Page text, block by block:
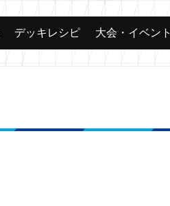
カード 大会
デッキレシピ 大会・イベント